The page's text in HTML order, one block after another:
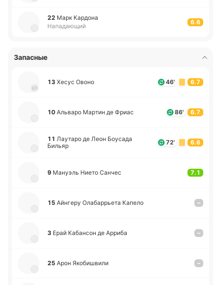
22 Марк Ка­рдо­на
Нападающий
6.6
Запасные
13 Хесус Овоно 46' 6.7
10 Альва­ро Мартин де Фриас 86' 6.7
11 Лау­та­ро де Леон Боу­са­да
Бильяр
72' 6.6
9 Ма­нуэль Нието Санчес 7.1
15 Ай­нге­ру Ола­ба­ррье­та Капело –
3 Ерай Ка­ба­нсон де Арриба –
25 Арон Яко­би­шви­ли –